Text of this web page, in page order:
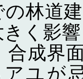
林道
く影
成界
アユが